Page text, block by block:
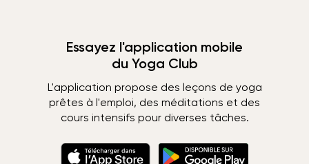
Essayez l'application mobile
du Yoga Club
L'application propose des leçons de yoga
prêtes à l'emploi, des méditations et des
cours intensifs pour diverses tâches.